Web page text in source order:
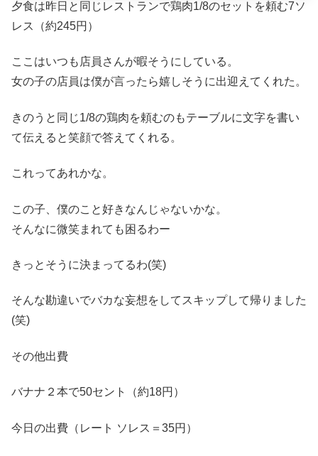
夕食は昨日と同じレストランで鶏肉1/8のセットを頼む7ソ
レス（約245円）
ここはいつも店員さんが暇そうにしている。
女の子の店員は僕が言ったら嬉しそうに出迎えてくれた。
きのうと同じ1/8の鶏肉を頼むのもテーブルに文字を書い
て伝えると笑顔で答えてくれる。
これってあれかな。
この子、僕のこと好きなんじゃないかな。
そんなに微笑まれても困るわー
きっとそうに決まってるわ(笑)
そんな勘違いでバカな妄想をしてスキップして帰りました
(笑)
その他出費
バナナ２本で50セント（約18円）
今日の出費（レート ソレス＝35円）